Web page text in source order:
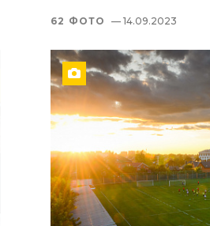
62 ФОТО — 14.09.2023